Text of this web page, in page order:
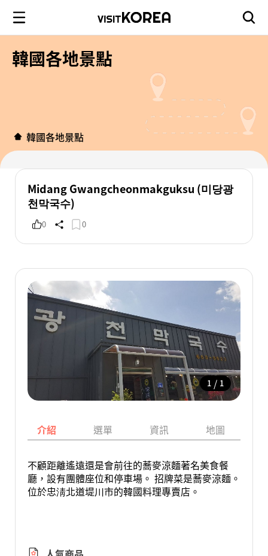
韓國各地景點
韓國各地景點
Midang Gwangcheonmakguksu (미당광
천막국수)
0 0
1 / 1
介紹 選單 資訊 地圖
不顧距離遙遠還是會前往的蕎麥涼麵著名美食餐
廳，設有團體座位和停車場。 招牌菜是蕎麥涼麵。
位於忠淸北道堤川市的韓國料理專賣店。